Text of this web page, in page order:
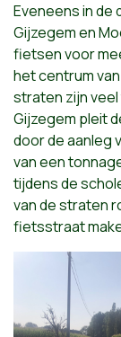
Eveneens in de
Gijzegem en
fietsen voor
het centrum
straten zijn veel
Gijzegem pleit
door de aanleg
van een
tijdens de
van de straten
fietsstraat